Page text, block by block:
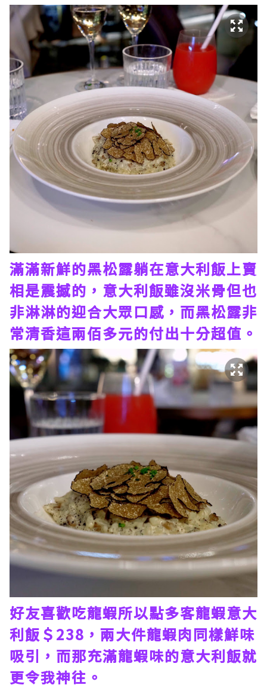
滿滿新鮮的黑松露躺在意大利飯上賣
相是震撼的，意大利飯雖沒米骨但也
非淋淋的迎合大眾口感，而黑松露非
常清香這兩佰多元的付出十分超值。
好友喜歡吃龍蝦所以點多客龍蝦意大
利飯＄238，兩大件龍蝦肉同樣鮮味
吸引，而那充滿龍蝦味的意大利飯就
更令我神往。